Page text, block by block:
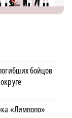
бойцов
«Лимпопо»